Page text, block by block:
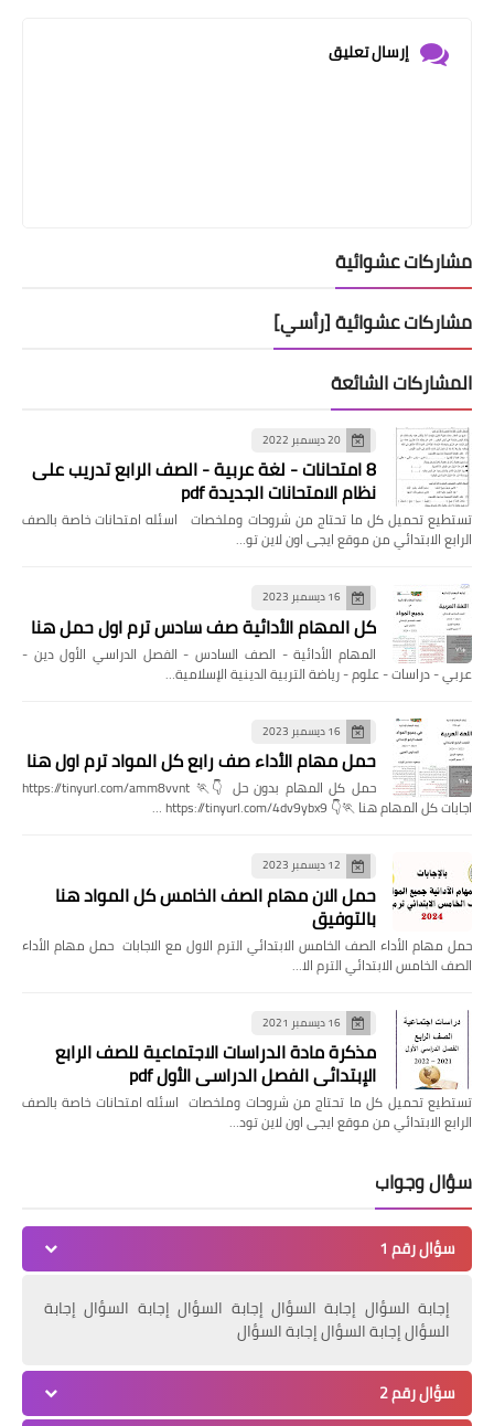
إرسال تعليق
مشاركات عشوائية
مشاركات عشوائية [رأسي]
المشاركات الشائعة
20 ديسمبر 2022
8 امتحانات - لغة عربية - الصف الرابع تدريب على
نظام الامتحانات الجديدة pdf
تستطيع تحميل كل ما تحتاج من شروحات وملخصات اسئله امتحانات خاصة بالصف
الرابع الابتدائي من موقع ايجى اون لاين تو…
16 ديسمبر 2023
كل المهام الأدائية صف سادس ترم اول حمل هنا
المهام الأدائية - الصف السادس - الفصل الدراسي الأول دين -
عربي - دراسات - علوم - رياضة التربية الدينية الإسلامية…
16 ديسمبر 2023
حمل مهام الأداء صف رابع كل المواد ترم اول هنا
حمل كل المهام بدون حل 👇🏃 https://tinyurl.com/amm8vvnt
اجابات كل المهام هنا 🏃👇 https://tinyurl.com/4dv9ybx9 …
12 ديسمبر 2023
حمل الان مهام الصف الخامس كل المواد هنا
بالتوفيق
حمل مهام الأداء الصف الخامس الابتدائي الترم الاول مع الاجابات حمل مهام الأداء
الصف الخامس الابتدائي الترم الا…
16 ديسمبر 2021
مذكرة مادة الدراسات الاجتماعية للصف الرابع
الإبتدائي الفصل الدراسي الأول pdf
تستطيع تحميل كل ما تحتاج من شروحات وملخصات اسئله امتحانات خاصة بالصف
الرابع الابتدائي من موقع ايجى اون لاين تود…
سؤال وجواب
سؤال رقم 1
إجابة السؤال إجابة السؤال إجابة السؤال إجابة السؤال إجابة
السؤال إجابة السؤال إجابة السؤال
سؤال رقم 2